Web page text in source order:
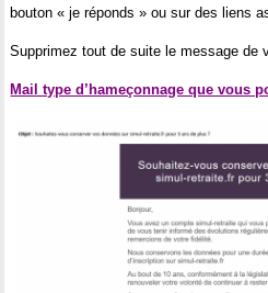
bouton « je réponds » ou sur des liens
Supprimez tout de suite le message de
Mail type d’hameçonnage que vous